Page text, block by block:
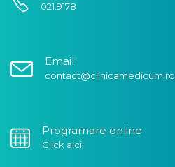
021.9178
Email
contact@clinicamedicum.ro
Programare online
Click aici!